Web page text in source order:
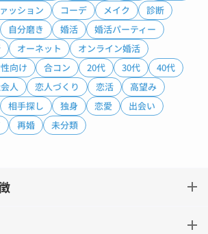
ッション コーデ メイク
診断
自分磨き 婚活
婚活パーティー
オーネット
オンライン婚活
向け 合コン 20代 30代
40代
人 恋人づくり 恋活
高望み
相手探し 独身 恋愛
出会い
再婚 未分類